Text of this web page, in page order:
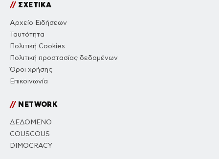
//ΣΧΕΤΙΚΑ
Αρχείο Ειδήσεων
Ταυτότητα
Πολιτική Cookies
Πολιτική προστασίας δεδομένων
Όροι χρήσης
Επικοινωνία
//NETWORK
ΔΕΔΟΜΕΝΟ
COUSCOUS
DIMOCRACY